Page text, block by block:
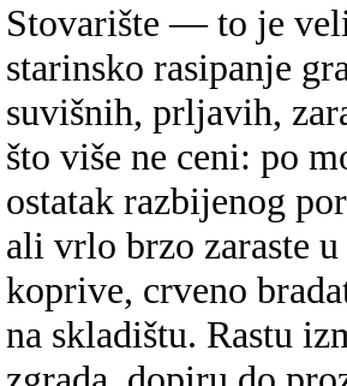
Stovarište — to je
starinsko rasipanje
suvišnih, prljavih,
što više ne ceni: po
ostatak razbijenog
ali vrlo brzo zaraste
koprive, crveno
na skladištu. Rastu